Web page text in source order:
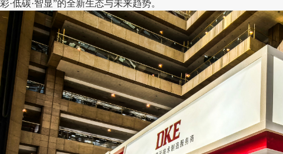
彩·低碳·智显”的全新生态与未来趋势。